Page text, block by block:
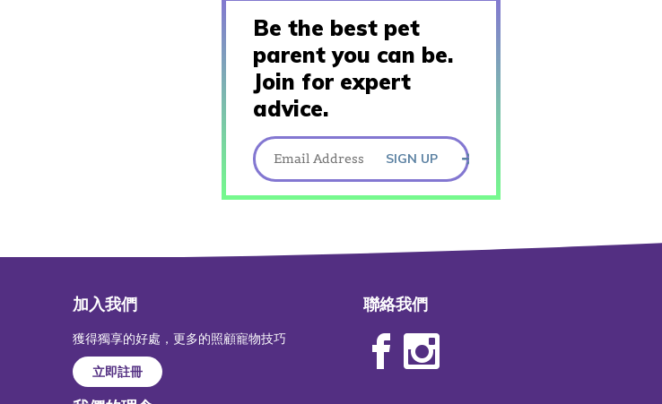
Be the best pet
parent you can be.
Join for expert
advice.
SIGN UP
加入我們
獲得獨享的好處，更多的照顧寵物技巧
立即註冊
聯絡我們